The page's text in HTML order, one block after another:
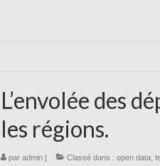
L’envolée des
les régions.
par admin| Classé dans : open data,